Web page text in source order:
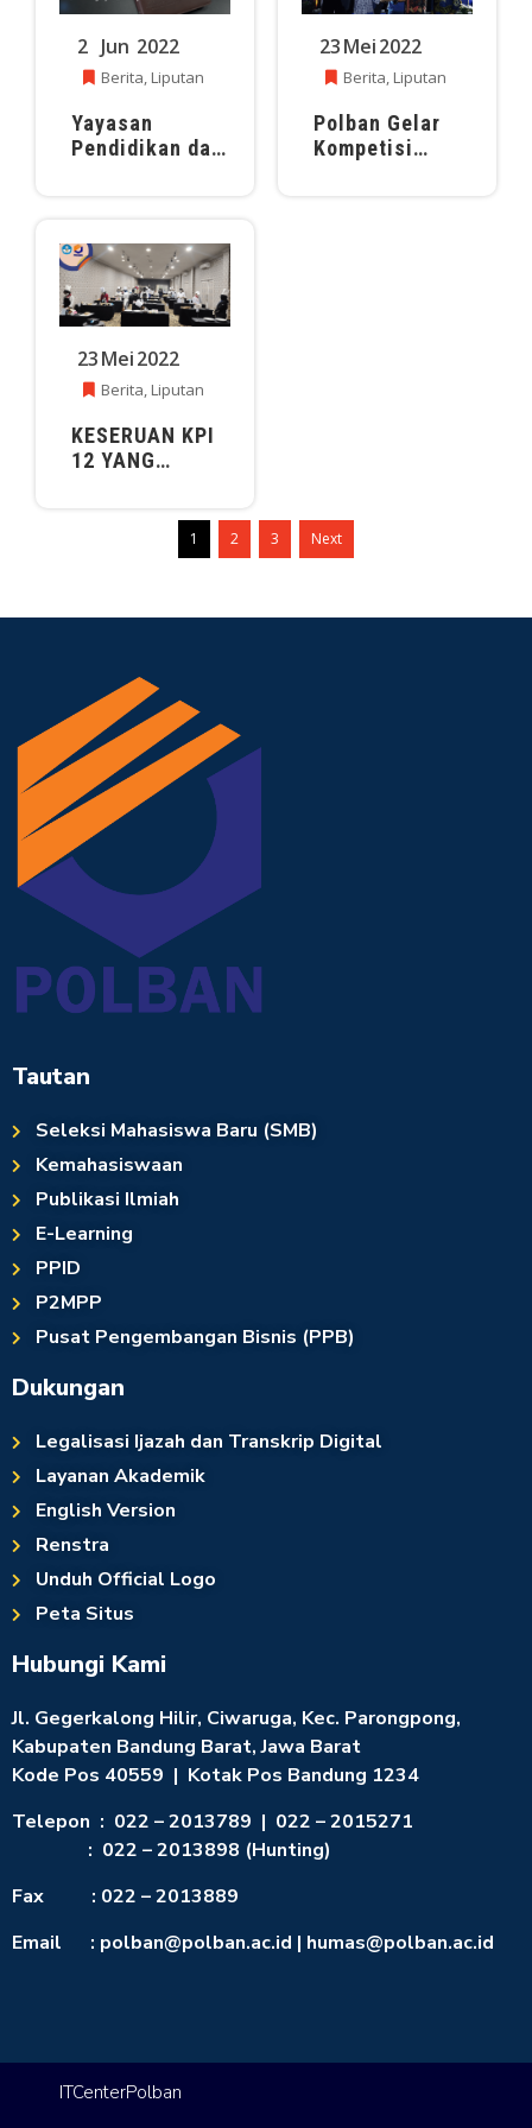
Jun
2 2022
Berita, Liputan
Yayasan
Pendidikan dan
dengan
Politeknik
Negeri Bandung
Mei
23 2022
Berita, Liputan
Polban Gelar
Kompetisi
Mei
23 2022
Berita, Liputan
KESERUAN KPI
12 YANG
59 PERGURUAN
1 2 3 Next
Tautan
Seleksi Mahasiswa Baru (SMB)
Kemahasiswaan
Publikasi Ilmiah
E-Learning
PPID
P2MPP
Pusat Pengembangan Bisnis (PPB)
Dukungan
Legalisasi Ijazah dan Transkrip Digital
Layanan Akademik
English Version
Renstra
Unduh Official Logo
Peta Situs
Hubungi Kami
Jl. Gegerkalong Hilir, Ciwaruga, Kec. Parongpong,
Kabupaten Bandung Barat, Jawa Barat
Kode Pos 40559 | Kotak Pos Bandung 1234
Telepon : 022 – 2013789 | 022 – 2015271
: 022 – 2013898 (Hunting)
Fax : 022 – 2013889
Email : polban@polban.ac.id | humas@polban.ac.id
ITCenterPolban